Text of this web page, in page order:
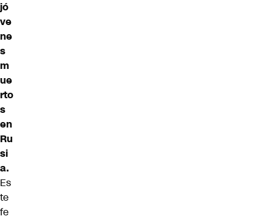
jó
ve
ne
s
m
ue
rto
s
en
Ru
si
a.
Es
te
fe